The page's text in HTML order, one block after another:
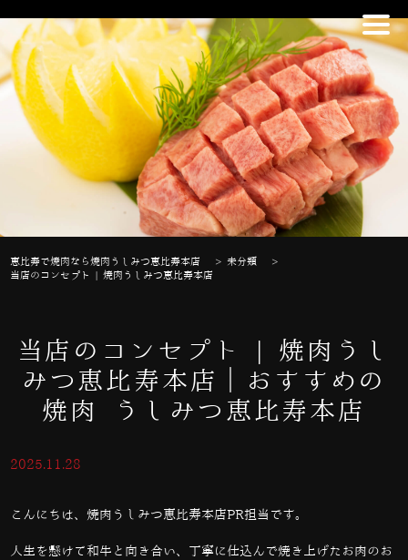
恵比寿で焼肉なら焼肉うしみつ恵比寿本店 >未分類
>
当店のコンセプト | 焼肉うしみつ恵比寿本店
当店のコンセプト | 焼肉うし
みつ恵比寿本店｜おすすめの
焼肉 うしみつ恵比寿本店
2025.11.28
こんにちは、焼肉うしみつ恵比寿本店PR担当です。
人生を懸けて和牛と向き合い、丁寧に仕込んで焼き上げたお肉のお